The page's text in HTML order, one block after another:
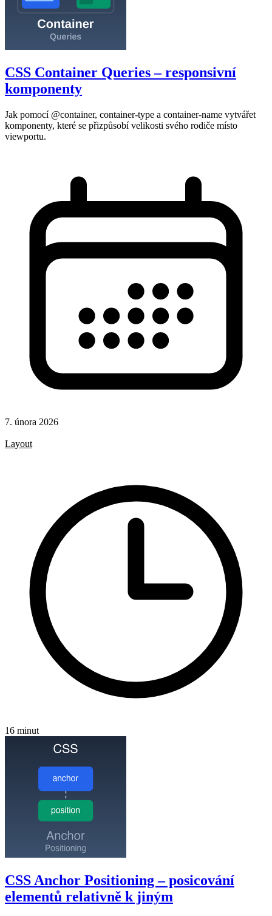
CSS Container Queries – responsivní
komponenty
Jak pomocí @container, container-type a container-name vytvářet
komponenty, které se přizpůsobí velikosti svého rodiče místo
viewportu.
7. února 2026
Layout
16 minut
CSS Anchor Positioning – posicování
elementů relativně k jiným